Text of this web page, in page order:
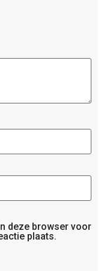
deze browser voor
plaats.